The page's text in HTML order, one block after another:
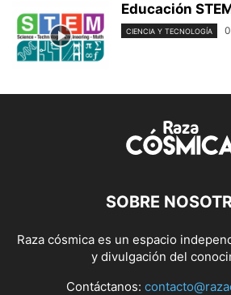
Educación
CIENCIA Y TECNOLOGÍA
SOBRE
Raza cósmica es un espacio
y divulgación del
Contáctanos: